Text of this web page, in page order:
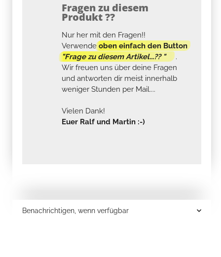
Fragen zu diesem
Produkt ??
Nur her mit den Fragen!!
Verwendeoben einfach den Button
"Frage zu diesem Artikel...?? "
.
Wir freuen uns über deine Fragen
und antworten dir meist innerhalb
weniger Stunden per Mail....
Vielen Dank!
Euer Ralf und Martin :-)
Benachrichtigen, wenn verfügbar